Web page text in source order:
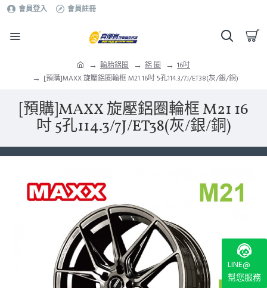
會員登入 會員註冊
輪胎鋁圈 鋁 圈
16吋
[預購]MAXX 旋壓鋁圈輪框 M21 16吋 5孔114.3/7J/ET38(灰/銀/銅)
[預購]MAXX 旋壓鋁圈輪框 M21 16
吋 5孔114.3/7J/ET38(灰/銀/銅)
LINE@
幫您服務